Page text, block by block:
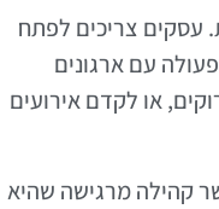
עסקים צריכים לפתח
עם ארגונים
או לקדם אירועים
קהילה מרגישה שהיא